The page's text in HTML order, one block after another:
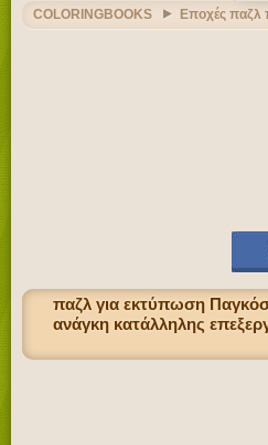
COLORINGBOOKS Εποχές παζλ
παζλ για εκτύπωση
ανάγκη κατάλληλης